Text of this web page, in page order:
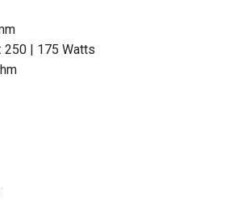
250 | 175 Watts